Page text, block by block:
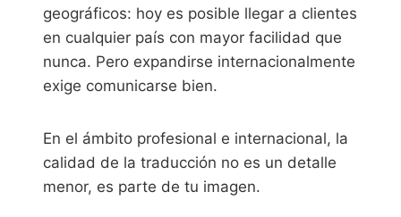
geográficos: hoy es posible llegar a clientes
en cualquier país con mayor facilidad que
nunca. Pero expandirse internacionalmente
exige comunicarse bien.
En el ámbito profesional e internacional, la
calidad de la traducción no es un detalle
menor, es parte de tu imagen.